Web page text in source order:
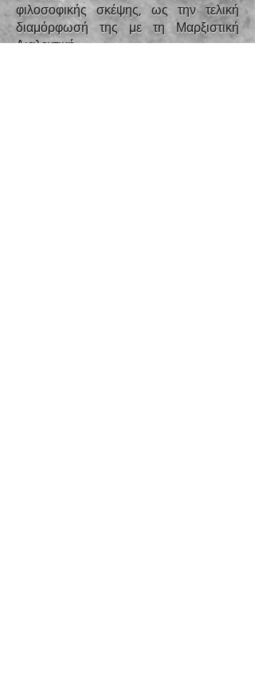
φιλοσοφικής σκέψης, ως την τελική
διαμόρφωσή της με τη Μαρξιστική
Διαλεκτική.